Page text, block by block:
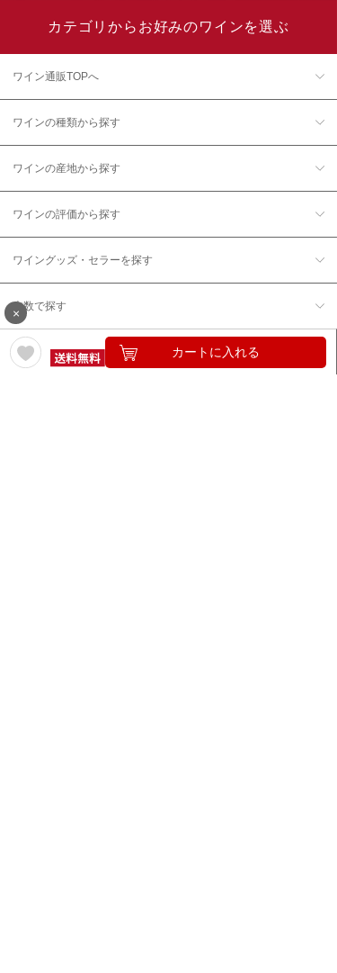
×
カートに入れる
カテゴリからお好みのワインを選ぶ
ワイン通販TOPへ
ワインの種類から探す
ワインの産地から探す
ワインの評価から探す
ワイングッズ・セラーを探す
本数で探す
価格帯で探す